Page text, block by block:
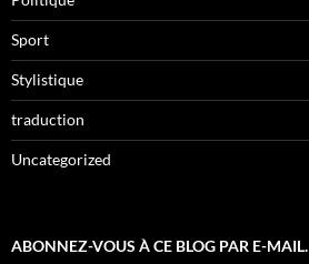
Sport
Stylistique
traduction
Uncategorized
ABONNEZ-VOUS À CE BLOG PAR E-MAIL.